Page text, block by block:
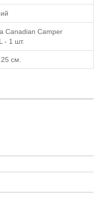
Canadian Camper
- 1 шт.
см.